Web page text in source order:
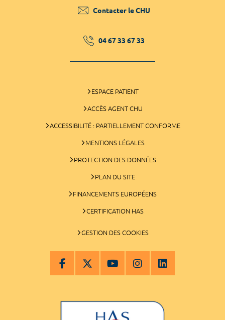
Contacter le CHU
04 67 33 67 33
ESPACE PATIENT
ACCÈS AGENT CHU
ACCESSIBILITÉ : PARTIELLEMENT CONFORME
MENTIONS LÉGALES
PROTECTION DES DONNÉES
PLAN DU SITE
FINANCEMENTS EUROPÉENS
CERTIFICATION HAS
GESTION DES COOKIES